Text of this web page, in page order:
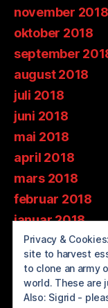
november 2018
oktober 2018
september
august 2018
juli 2018
juni 2018
mai 2018
april 2018
mars 2018
februar 2018
januar 2018
desember 2017
november 2017
oktober 2017
september
Privacy &
site to harvest
to clone an army
world. These are
Also: Sigrid -